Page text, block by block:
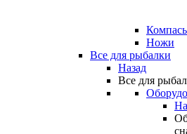
Ножи
Все для рыбалки
Назад
Все для